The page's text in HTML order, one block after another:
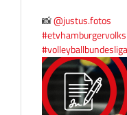
📸@justus.fotos
#volleyballbundesliga